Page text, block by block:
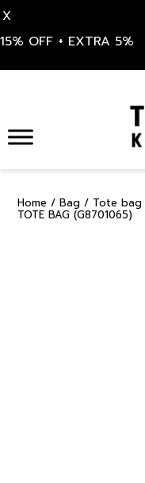
X
15% OFF + EXTRA 5%
content
Home / Bag / Tote bag
TOTE BAG (G8701065)